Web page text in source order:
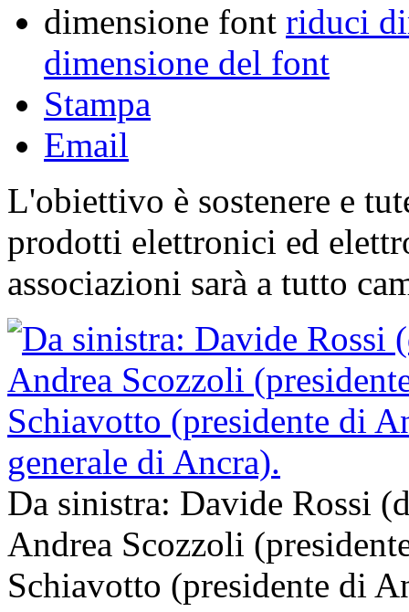
dimensione font riduci
dimensione del font
Stampa
Email
L'obiettivo è sostenere e
prodotti elettronici ed
associazioni sarà a tutto
Da sinistra: Davide Rossi
Andrea Scozzoli
Schiavotto (presidente di